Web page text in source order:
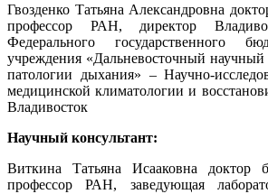
Гвозденко Татьяна Александровна
профессор РАН, директор
Федерального государственного
учреждения «Дальневосточный
патологии дыхания» – Научно-
медицинской климатологии и
Владивосток
Научный консультант:
Виткина Татьяна Исааковна доктор
профессор РАН, заведующая